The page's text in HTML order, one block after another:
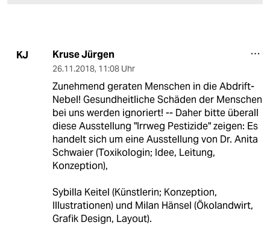
KJ Kruse Jürgen
26.11.2018, 11:08 Uhr
Zunehmend geraten Menschen in die Abdrift-
Nebel! Gesundheitliche Schäden der Menschen
bei uns werden ignoriert! -- Daher bitte überall
diese Ausstellung "Irrweg Pestizide" zeigen: Es
handelt sich um eine Ausstellung von Dr. Anita
Schwaier (Toxikologin; Idee, Leitung,
Konzeption),
Sybilla Keitel (Künstlerin; Konzeption,
Illustrationen) und Milan Hänsel (Ökolandwirt,
Grafik Design, Layout).